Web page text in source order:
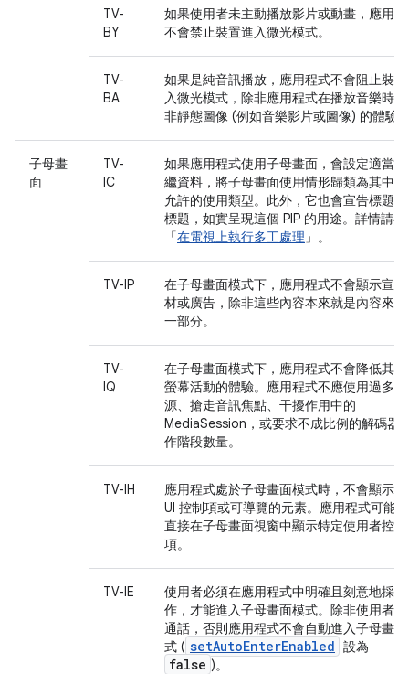
TV-
BY
如果使用者未主動播放影片或動畫，應用
不會禁止裝置進入微光模式。
TV-
BA
如果是純音訊播放，應用程式不會阻止裝
入微光模式，除非應用程式在播放音樂時
非靜態圖像 (例如音樂影片或圖像) 的體驗
子母畫
面
TV-
IC
如果應用程式使用子母畫面，會設定適當
繼資料，將子母畫面使用情形歸類為其中
允許的使用類型。此外，它也會宣告標題
標題，如實呈現這個 PIP 的用途。詳情請
「在電視上執行多工處理 」。
TV-IP
在子母畫面模式下，應用程式不會顯示宣
材或廣告，除非這些內容本來就是內容來
一部分。
TV-
IQ
在子母畫面模式下，應用程式不會降低其
螢幕活動的體驗。應用程式不應使用過多資
源、搶走音訊焦點、干擾作用中的
MediaSession，或要求不成比例的解碼器
作階段數量。
TV-IH
應用程式處於子母畫面模式時，不會顯示
UI 控制項或可導覽的元素。應用程式可能會
直接在子母畫面視窗中顯示特定使用者控制
項。
TV-IE
使用者必須在應用程式中明確且刻意地採
作，才能進入子母畫面模式。除非使用者
通話，否則應用程式不會自動進入子母畫
式 ( setAutoEnterEnabled 設為
false )。